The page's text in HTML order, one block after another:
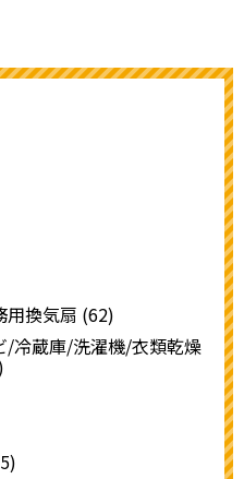
換気扇 (62)
冷蔵庫/洗濯機/衣類乾燥